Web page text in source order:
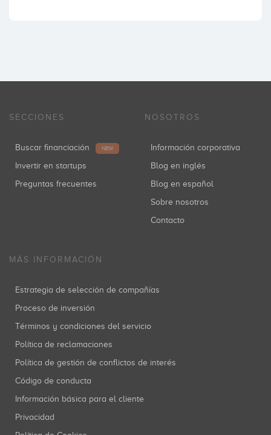
SECCIONES
Buscar financiación NEW
Invertir en startups
Preguntas frecuentes
NOSOTROS
Información corporativa
Blog en inglés
Blog en español
Sobre nosotros
Contacto
MÁS INFORMACIÓN
Estrategia de selección de compañías
Proceso de inversión
Términos y condiciones del servicio
Política de reclamaciones
Política de gestión de conflictos de interés
Código de conducta
Información básica para el cliente
Privacidad